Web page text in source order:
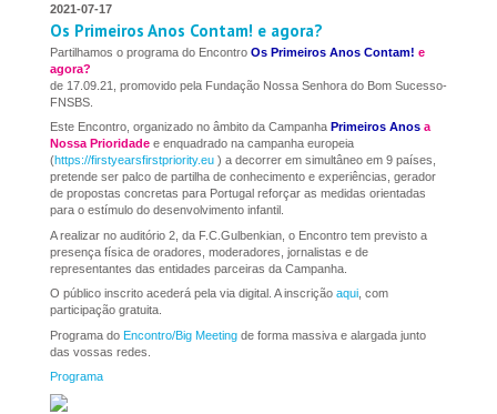
2021-07-17
Os Primeiros Anos Contam! e agora?
Partilhamos o programa do Encontro Os Primeiros Anos Contam! e
agora?
de 17.09.21, promovido pela Fundação Nossa Senhora do Bom Sucesso-
FNSBS.
Este Encontro, organizado no âmbito da Campanha Primeiros Anos a
Nossa Prioridade e enquadrado na campanha europeia
(https://firstyearsfirstpriority.eu ) a decorrer em simultâneo em 9 países,
pretende ser palco de partilha de conhecimento e experiências, gerador
de propostas concretas para Portugal reforçar as medidas orientadas
para o estímulo do desenvolvimento infantil.
A realizar no auditório 2, da F.C.Gulbenkian, o Encontro tem previsto a
presença física de oradores, moderadores, jornalistas e de
representantes das entidades parceiras da Campanha.
O público inscrito acederá pela via digital. A inscrição aqui , com
participação gratuita.
Programa do Encontro/Big Meeting de forma massiva e alargada junto
das vossas redes.
Programa